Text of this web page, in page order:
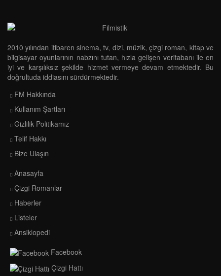
2010 yılından itibaren sinema, tv, dizi, müzik, çizgi roman, kitap ve
bilgisayar oyunlarının nabzını tutan, hızla gelişen veritabanı ile en
iyi ve karşılıksız şekilde hizmet vermeye devam etmektedir. Bu
doğrultuda iddiasını sürdürmektedir.
FM Hakkında
Kullanım Şartları
Gizlilik Politikamız
Telif Hakkı
Bize Ulaşın
Anasayfa
Çizgi Romanlar
Haberler
Listeler
Ansiklopedi
Facebook
Çizgi Hattı